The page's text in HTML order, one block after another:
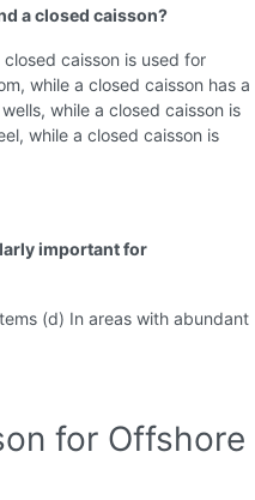
a closed caisson?
caisson is used for
while a closed caisson has a
while a closed caisson is
while a closed caisson is
important for
(d) In areas with abundant
for Offshore